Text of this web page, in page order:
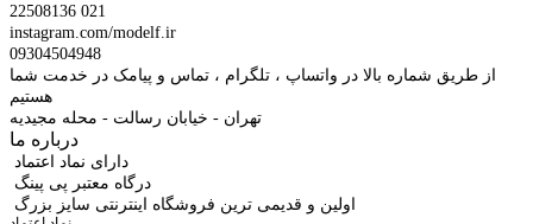
22508136 021
instagram.com/modelf.ir
09304504948
از طریق شماره بالا در واتساپ ، تلگرام ، تماس و پیامک در خدمت شما
هستیم
تهران - خیابان رسالت - محله مجیدیه
درباره ما
دارای نماد اعتماد
درگاه معتبر پی پینگ
اولین و قدیمی ترین فروشگاه اینترنتی سایز بزرگ